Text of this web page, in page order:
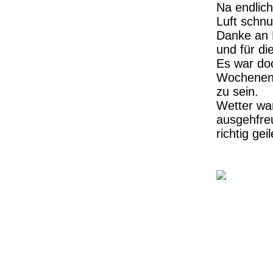
Na
Luft
Danke an
und für
Es war
zu sein.
Wetter
richtig